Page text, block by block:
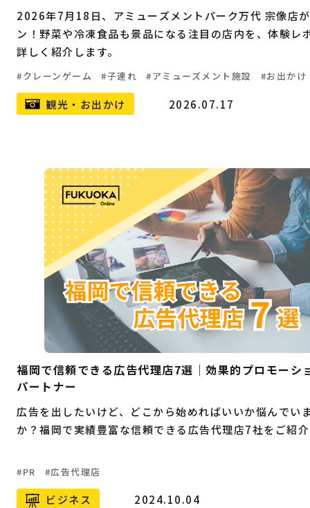
2026年7月18日、アミューズメントパーク万代 宗像店
ン！野菜や冷凍食品も景品になる注目の店内を、体験レ
詳しく紹介します。
クレーンゲーム 子連れ アミューズメント施設 お出かけ
観光・お出かけ 2026.07.17
福岡で信頼できる広告代理店7選｜効果的プロモーシ
パートナー
広告を出したいけど、どこから始めればいいか悩んでい
か？福岡で実績豊富な信頼できる広告代理店7社をご紹
PR 広告代理店
ビジネス 2024.10.04